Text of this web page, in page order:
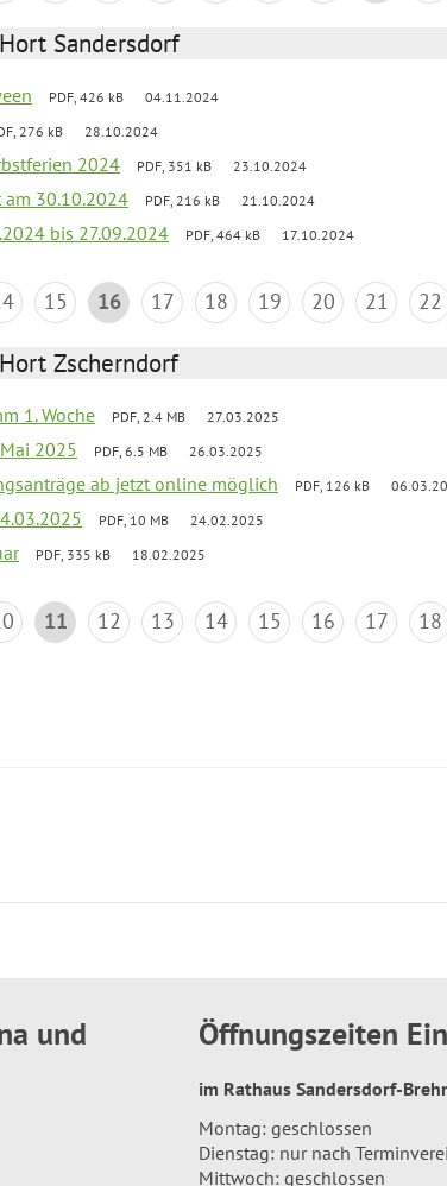
Sandersdorf
PDF, 426 kB 04.11.2024
276 kB 28.10.2024
2024 PDF, 351 kB 23.10.2024
30.10.2024 PDF, 216 kB 21.10.2024
bis 27.09.2024 PDF, 464 kB 17.10.2024
15 16 17 18 19 20 21 22
Zscherndorf
1. Woche PDF, 2.4 MB 27.03.2025
2025 PDF, 6.5 MB 26.03.2025
ab jetzt online möglich PDF, 126 kB
PDF, 10 MB 24.02.2025
PDF, 335 kB 18.02.2025
11 12 13 14 15 16 17 18
und
Öffnungszeiten
im Rathaus Sandersdorf-
Montag: geschlossen
Dienstag: nur nach
Mittwoch: geschlossen